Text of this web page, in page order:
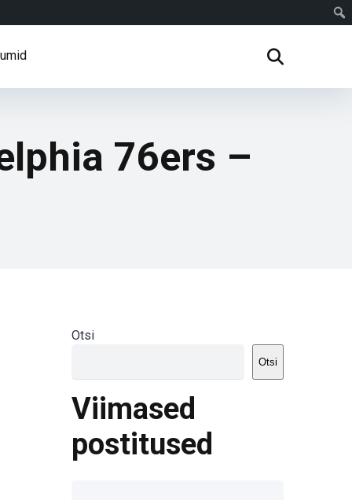
76ers –
Otsi
Otsi
Viimased
postitused